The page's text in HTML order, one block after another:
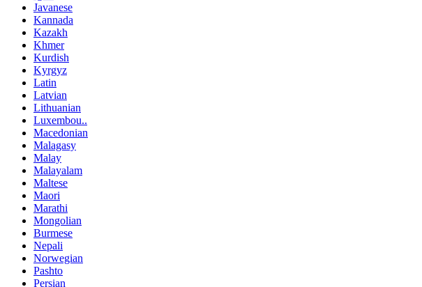
Javanese
Kannada
Kazakh
Khmer
Kurdish
Kyrgyz
Latin
Latvian
Lithuanian
Luxembou..
Macedonian
Malagasy
Malay
Malayalam
Maltese
Maori
Marathi
Mongolian
Burmese
Nepali
Norwegian
Pashto
Persian